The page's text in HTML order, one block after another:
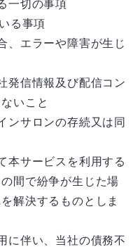
一切の事項
る事項
、エラーや障害が生じ
発信情報及び配信コン
いこと
ンサロンの存続又は同
本サービスを利用する
間で紛争が生じた場
解決するものとしま
に伴い、当社の債務不